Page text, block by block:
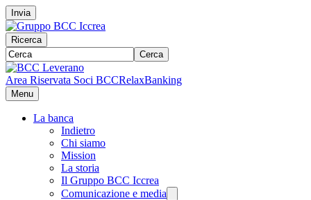
Invia
Ricerca
Cerca
Area Riservata Soci BCCRelaxBanking
Menu
La banca
Indietro
Chi siamo
Mission
La storia
Il Gruppo BCC Iccrea
Comunicazione e media